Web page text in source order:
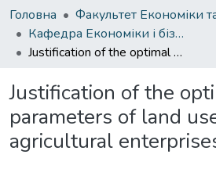
Головна
Кафедра Економіки і бізнесу
Justification of the optimal parameters of land use in agricultural enterprises
Justification of the
parameters of land
agricultural